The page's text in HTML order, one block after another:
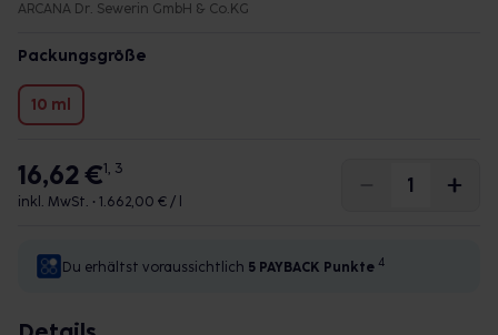
ARCANA Dr. Sewerin GmbH & Co.KG
Packungsgröße
10 ml
16,62 €1, 3
inkl. MwSt. • 1.662,00 € / l
Du erhältst voraussichtlich 5 PAYBACK Punkte 4